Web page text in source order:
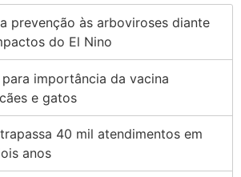
prevenção às arboviroses diante
do El Nino
importância da vacina
e gatos
40 mil atendimentos em
anos